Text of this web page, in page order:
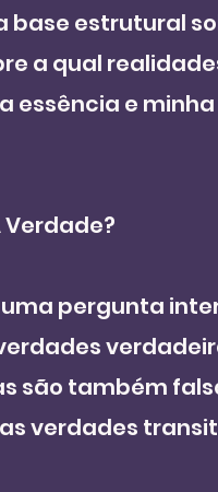
base estrutural
a qual
essência e
Verdade?
pergunta
são também
verdades